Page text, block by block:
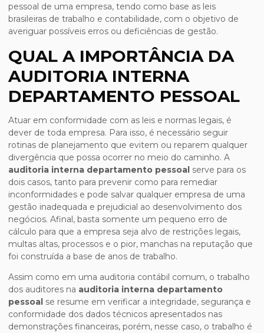
pessoal de uma empresa, tendo como base as leis
brasileiras de trabalho e contabilidade, com o objetivo de
averiguar possíveis erros ou deficiências de gestão.
QUAL A IMPORTÂNCIA DA
AUDITORIA INTERNA
DEPARTAMENTO PESSOAL
Atuar em conformidade com as leis e normas legais, é
dever de toda empresa. Para isso, é necessário seguir
rotinas de planejamento que evitem ou reparem qualquer
divergência que possa ocorrer no meio do caminho. A
auditoria interna departamento pessoal serve para os
dois casos, tanto para prevenir como para remediar
inconformidades e pode salvar qualquer empresa de uma
gestão inadequada e prejudicial ao desenvolvimento dos
negócios. Afinal, basta somente um pequeno erro de
cálculo para que a empresa seja alvo de restrições legais,
multas altas, processos e o pior, manchas na reputação que
foi construída a base de anos de trabalho.
Assim como em uma auditoria contábil comum, o trabalho
dos auditores na auditoria interna departamento
pessoal se resume em verificar a integridade, segurança e
conformidade dos dados técnicos apresentados nas
demonstrações financeiras, porém, nesse caso, o trabalho é